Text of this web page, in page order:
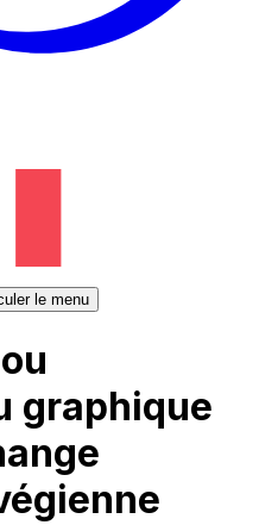
le menu
graphique